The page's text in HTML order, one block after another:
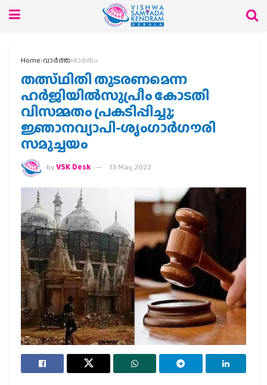
Home വാര്‍ത്ത ഭാരതം
തത്സ്ഥിതി തുടരണമെന്ന
ഹര്‍ജിയില്‍സുപ്രീം കോടതി
വിസമ്മതം പ്രകടിപ്പിച്ചു;
ജ്ഞാനവ്യാപി-ശൃംഗാര്‍ഗൗരി
സമുച്ചയം
byVSK Desk 13 May, 2022